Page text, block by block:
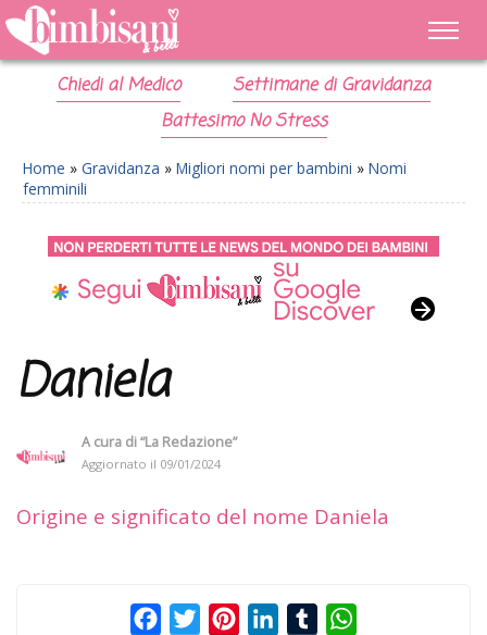
Chiedi al Medico
Settimane di Gravidanza
Battesimo No Stress
Home » Gravidanza » Migliori nomi per bambini » Nomi
femminili
Daniela
A cura di“La Redazione”
Aggiornato il 09/01/2024
Origine e significato del nome Daniela
FacebookTwitterPinterestLinkedInTumblr